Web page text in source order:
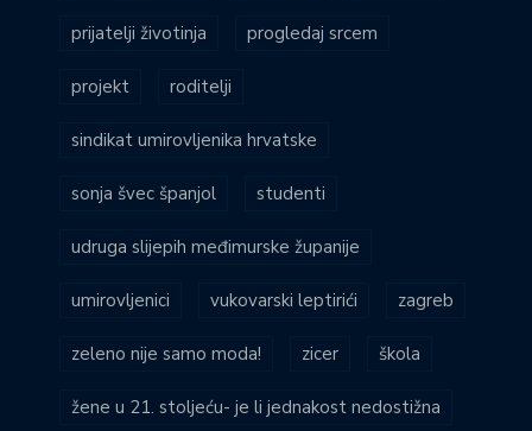
prijatelji životinja progledaj srcem
projekt roditelji
sindikat umirovljenika hrvatske
sonja švec španjol studenti
udruga slijepih međimurske županije
umirovljenici vukovarski leptirići zagreb
zeleno nije samo moda! zicer škola
žene u 21. stoljeću- je li jednakost nedostižna